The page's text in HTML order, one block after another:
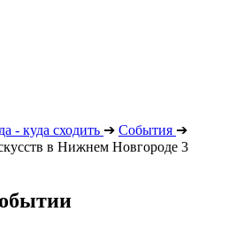
- куда сходить ➔ События ➔
в Нижнем Новгороде 3